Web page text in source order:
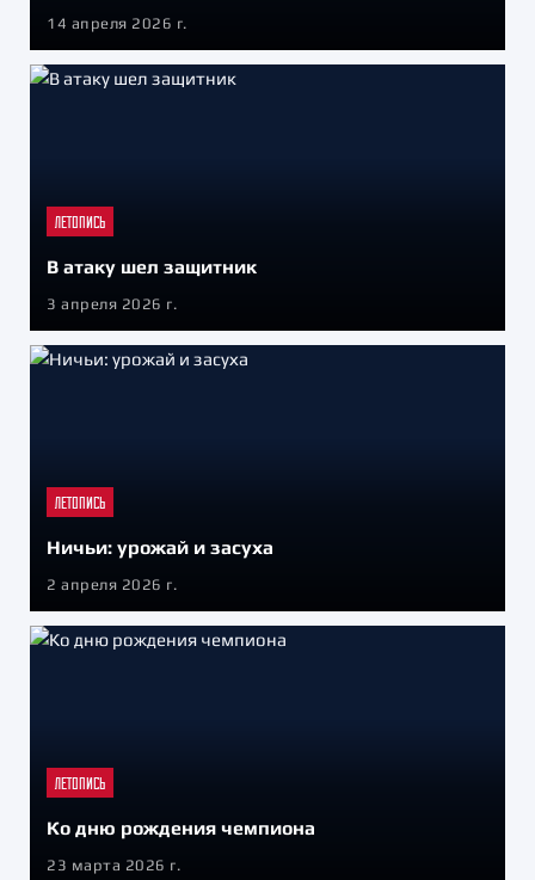
14 апреля 2026 г.
ЛЕТОПИСЬ
В атаку шел защитник
3 апреля 2026 г.
ЛЕТОПИСЬ
Ничьи: урожай и засуха
2 апреля 2026 г.
ЛЕТОПИСЬ
Ко дню рождения чемпиона
23 марта 2026 г.